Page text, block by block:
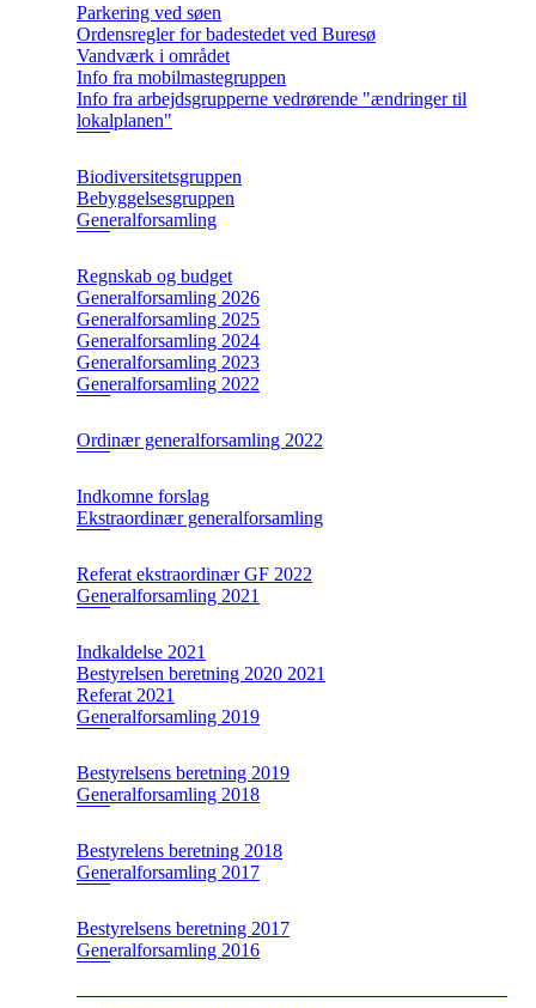
Parkering ved søen
Ordensregler for badestedet ved Buresø
Vandværk i området
Info fra mobilmastegruppen
Info fra arbejdsgrupperne vedrørende "ændringer til
lokalplanen"
Biodiversitetsgruppen
Bebyggelsesgruppen
Generalforsamling
Regnskab og budget
Generalforsamling 2026
Generalforsamling 2025
Generalforsamling 2024
Generalforsamling 2023
Generalforsamling 2022
Ordinær generalforsamling 2022
Indkomne forslag
Ekstraordinær generalforsamling
Referat ekstraordinær GF 2022
Generalforsamling 2021
Indkaldelse 2021
Bestyrelsen beretning 2020 2021
Referat 2021
Generalforsamling 2019
Bestyrelsens beretning 2019
Generalforsamling 2018
Bestyrelens beretning 2018
Generalforsamling 2017
Bestyrelsens beretning 2017
Generalforsamling 2016